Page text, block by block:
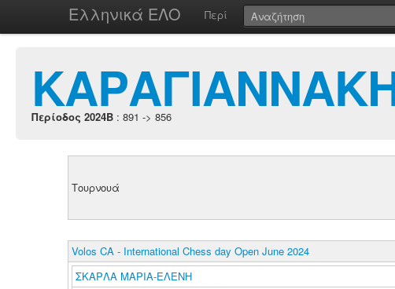
Ελληνικά ΕΛΟ Περί
Περίοδος 2024B : 891 -> 856
Τουρνουά
Volos CA - International Chess day Open June 2024
ΣΚΑΡΛΑ ΜΑΡΙΑ-ΕΛΕΝΗ